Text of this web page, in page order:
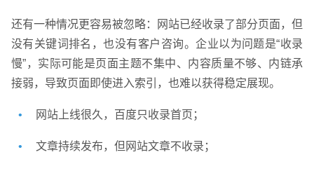
还有一种情况更容易被忽略：网站已经收录了部分页面，但
没有关键词排名，也没有客户咨询。企业以为问题是“收录
慢”，实际可能是页面主题不集中、内容质量不够、内链承
接弱，导致页面即使进入索引，也难以获得稳定展现。
网站上线很久，百度只收录首页；
文章持续发布，但网站文章不收录；